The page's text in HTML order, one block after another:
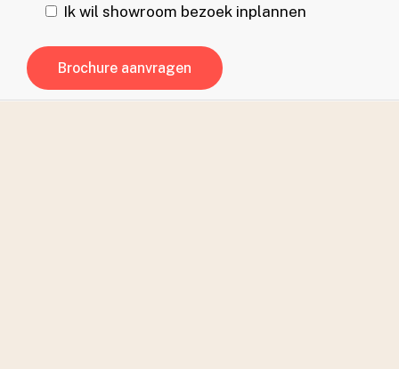
Ik wil showroom bezoek inplannen